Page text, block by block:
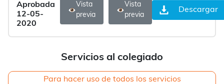
Servicios al colegiado
Para hacer uso de todos los servicios
Aprobada
12-05-
2020
Vista
previa
Vista
previa
Descargar